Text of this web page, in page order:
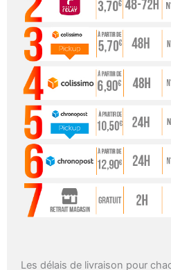
Les délais de livraison pour